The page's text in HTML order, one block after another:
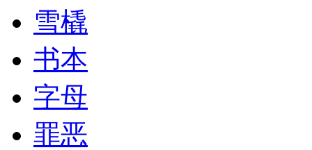
雪橇
书本
字母
罪恶